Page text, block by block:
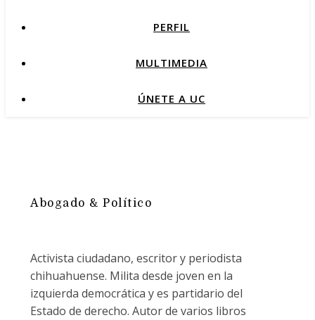
PERFIL
MULTIMEDIA
ÚNETE A UC
Abogado & Político
Activista ciudadano, escritor y periodista
chihuahuense. Milita desde joven en la
izquierda democrática y es partidario del
Estado de derecho. Autor de varios libros